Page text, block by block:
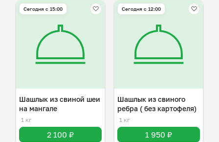
Сегодня с 15:00
Шашлык из свиной шеи
на мангале
1 кг
2 100 ₽
Сегодня с 12:00
Шашлык из свиного
ребра ( без картофеля)
1 кг
1 950 ₽